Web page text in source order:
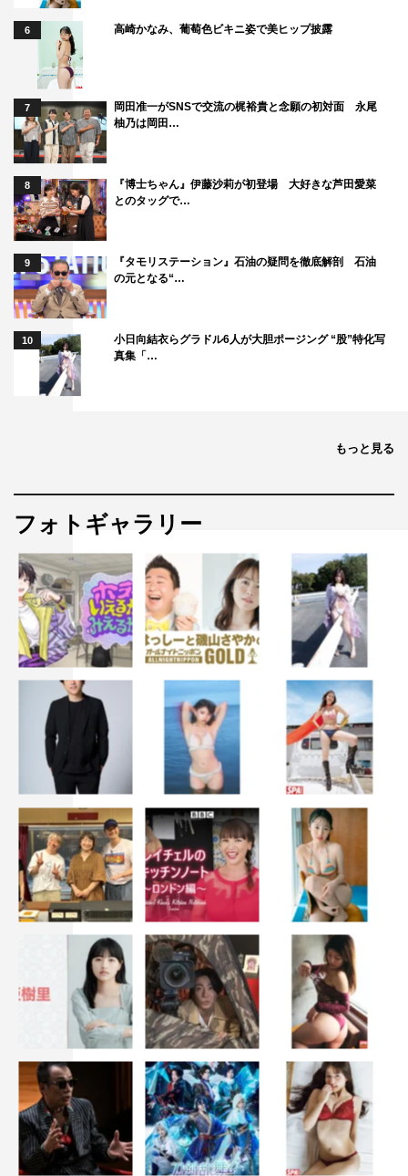
6 高崎かなみ、葡萄色ビキニ姿で美ヒップ披露
7
岡田准一がSNSで交流の梶裕貴と念願の初対面 永尾
柚乃は岡田…
8
『博士ちゃん』伊藤沙莉が初登場 大好きな芦田愛菜
とのタッグで…
9
『タモリステーション』石油の疑問を徹底解剖 石油
の元となる“…
10
小日向結衣らグラドル6人が大胆ポージング “股”特化写
真集「…
もっと見る
フォトギャラリー